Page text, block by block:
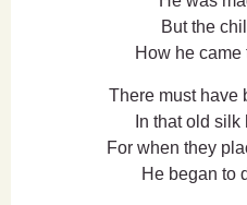
But the
How he came
There must have
In that old silk
For when they
He began to